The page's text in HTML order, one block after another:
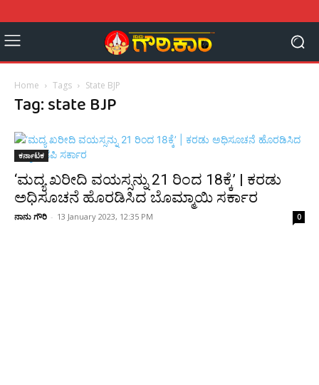
Home Tags State BJP
Tag: state BJP
ಕರ್ನಾಟಕ
‘ಮದ್ಯ ಖರೀದಿ ವಯಸ್ಸನ್ನು 21 ರಿಂದ 18ಕ್ಕೆ’ | ಕರಡು
ಅಧಿಸೂಚನೆ ಹೊರಡಿಸಿದ ಬೊಮ್ಮಾಯಿ ಸರ್ಕಾರ
ನಾನು ಗೌರಿ - 13 January 2023, 12:35 PM 0